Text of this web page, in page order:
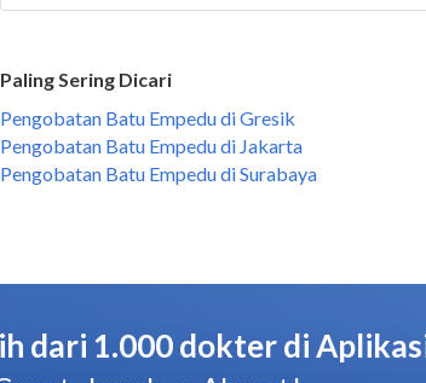
Paling Sering Dicari
Pengobatan Batu Empedu di Gresik
Pengobatan Batu Empedu di Jakarta
Pengobatan Batu Empedu di Surabaya